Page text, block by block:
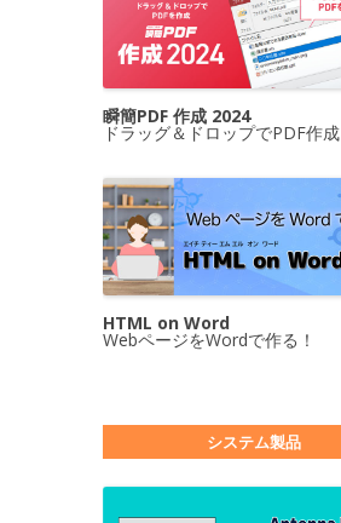
瞬簡PDF 作成 2024
ドラッグ＆ドロップでPDF作成
HTML on Word
WebページをWordで作る！
システム製品